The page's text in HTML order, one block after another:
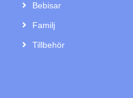
Bebisar
Familj
Tillbehör